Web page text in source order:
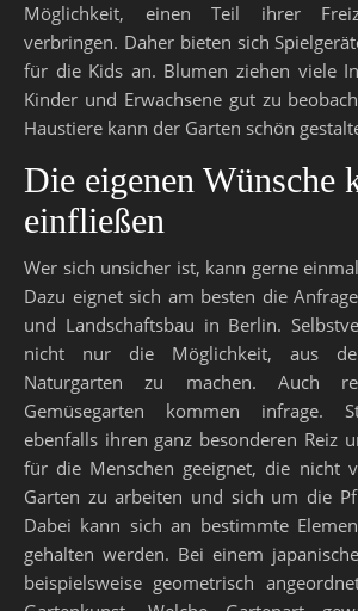
Möglichkeit, einen Teil ihrer
verbringen. Daher bieten sich
für die Kids an. Blumen ziehen viele
Kinder und Erwachsene gut zu
Haustiere kann der Garten schön
Die eigenen Wünsche
einfließen
Wer sich unsicher ist, kann gerne
Dazu eignet sich am besten die
und Landschaftsbau in Berlin.
nicht nur die Möglichkeit, aus
Naturgarten zu machen. Auch
Gemüsegarten kommen infrage.
ebenfalls ihren ganz besonderen Reiz
für die Menschen geeignet, die nicht
Garten zu arbeiten und sich um die
Dabei kann sich an bestimmte
gehalten werden. Bei einem
beispielsweise geometrisch